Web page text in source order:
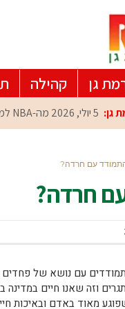
גן קהילה
גן: 5 יולי, 2026 מה-NBA למרכז הפיתוח ברמת גן: עומרי כספי במפגש הוקרה מיוחד
עם חרדה?
חרדה?
עם נושא של
וזה שאנו חיים
מאוד באדם ובאיכות